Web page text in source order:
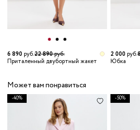
6 890руб.22 890руб.
Приталенный двубортный жакет
2 000руб.
Юбка
Может вам понравиться
-40% -50%